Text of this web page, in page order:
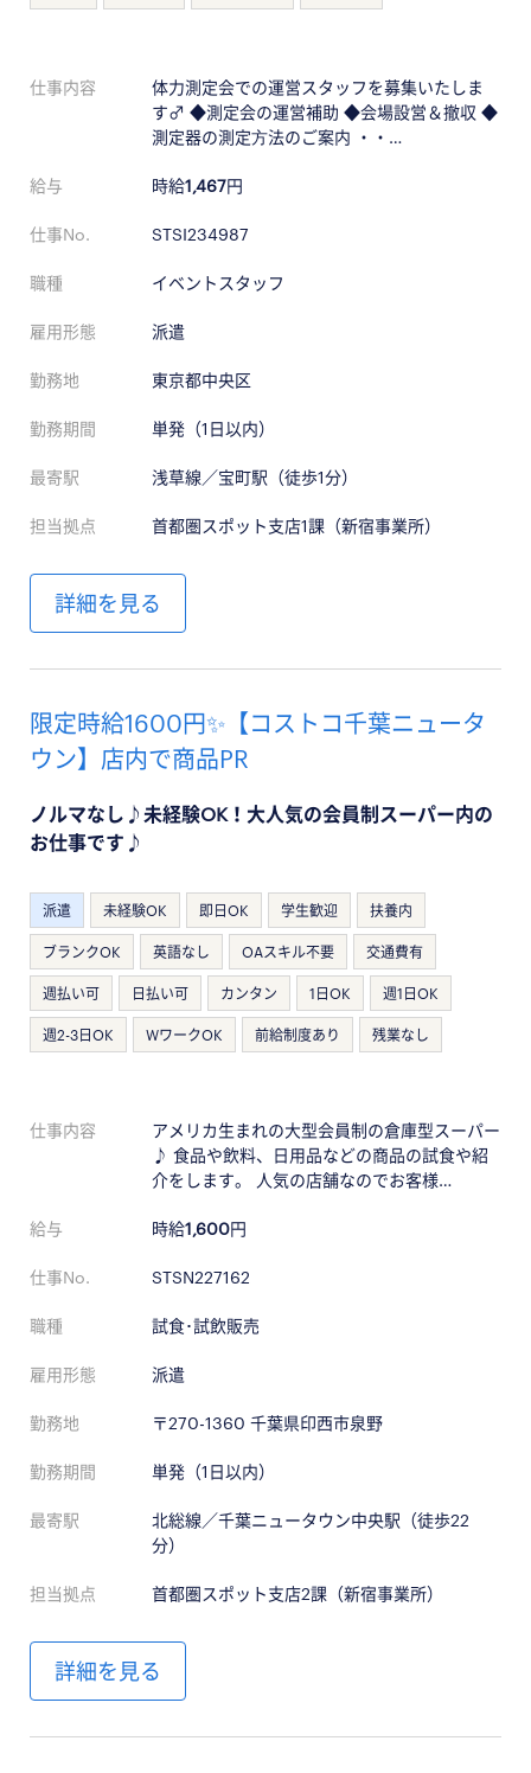
仕事内容
体力測定会での運営スタッフを募集いたしま
す‍♂️ ◆測定会の運営補助 ◆会場設営＆撤収 ◆
測定器の測定⽅法のご案内 ・・…
給与 時給1,467円
仕事No. STSI234987
職種 イベントスタッフ
雇用形態 派遣
勤務地 東京都中央区
勤務期間 単発（1日以内）
最寄駅 浅草線／宝町駅（徒歩1分）
担当拠点 首都圏スポット支店1課（新宿事業所）
詳細を見る
限定時給1600円✨【コストコ千葉ニュータ
ウン】店内で商品PR
ノルマなし♪未経験OK！大人気の会員制スーパー内の
お仕事です♪
派遣 未経験OK 即日OK 学生歓迎 扶養内
ブランクOK 英語なし OAスキル不要 交通費有
週払い可 日払い可 カンタン 1日OK 週1日OK
週2-3日OK WワークOK 前給制度あり 残業なし
仕事内容
アメリカ生まれの大型会員制の倉庫型スーパー
♪ 食品や飲料、日用品などの商品の試食や紹
介をします。 人気の店舗なのでお客様…
給与 時給1,600円
仕事No. STSN227162
職種 試食･試飲販売
雇用形態 派遣
勤務地 〒270-1360 千葉県印西市泉野
勤務期間 単発（1日以内）
最寄駅
北総線／千葉ニュータウン中央駅（徒歩22
分）
担当拠点 首都圏スポット支店2課（新宿事業所）
詳細を見る